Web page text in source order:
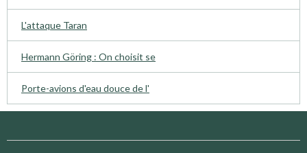
L'attaque Taran
Hermann Göring : On choisit se
Porte-avions d'eau douce de l'